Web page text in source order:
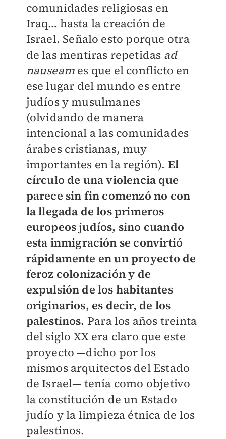
comunidades religiosas en
Iraq… hasta la creación de
Israel. Señalo esto porque otra
de las mentiras repetidas ad
nauseames que el conflicto en
ese lugar del mundo es entre
judíos y musulmanes
(olvidando de manera
intencional a las comunidades
árabes cristianas, muy
importantes en la región). El
círculo de una violencia que
parece sin fin comenzó no con
la llegada de los primeros
europeos judíos, sino cuando
esta inmigración se convirtió
rápidamente en un proyecto de
feroz colonización y de
expulsión de los habitantes
originarios, es decir, de los
palestinos. Para los años treinta
del siglo XX era claro que este
proyecto —dicho por los
mismos arquitectos del Estado
de Israel— tenía como objetivo
la constitución de un Estado
judío y la limpieza étnica de los
palestinos.